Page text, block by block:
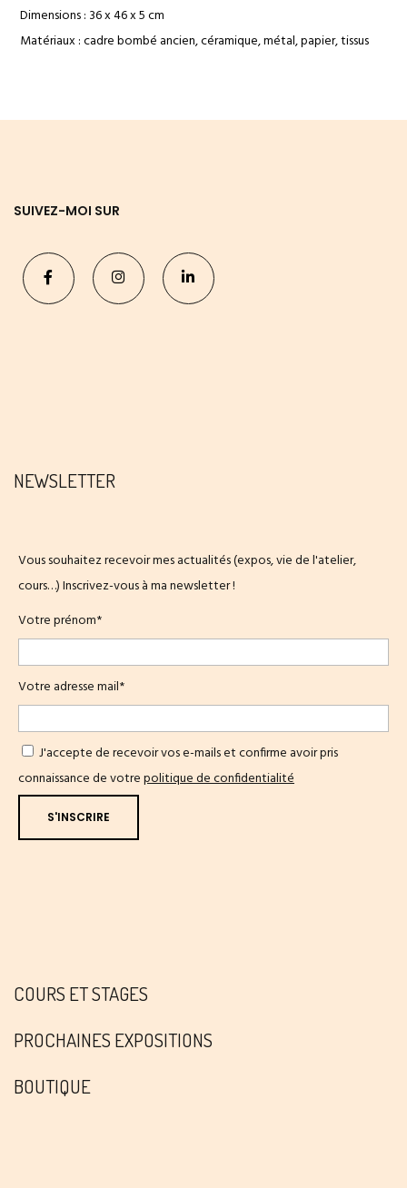
Dimensions : 36 x 46 x 5 cm
Matériaux : cadre bombé ancien, céramique, métal, papier, tissus
SUIVEZ-MOI SUR
NEWSLETTER
Vous souhaitez recevoir mes actualités (expos, vie de l'atelier,
cours…) Inscrivez-vous à ma newsletter !
Votre prénom*
Votre adresse mail*
J'accepte de recevoir vos e-mails et confirme avoir pris
connaissance de votrepolitique de confidentialité
COURS ET STAGES
PROCHAINES EXPOSITIONS
BOUTIQUE